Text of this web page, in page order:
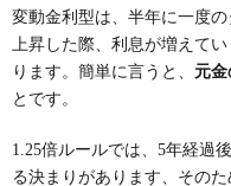
変動金利型は、半年に一度
上昇した際、利息が増えて
ります。簡単に言うと、 元
とです。
1.25倍ルールでは、5年経過
る決まりがあります、その